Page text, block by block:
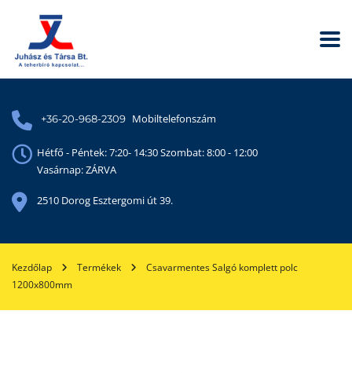
+36-20-968-2309 Mobiltelefonszám
Hétfő - Péntek: 7:20- 14:30 Szombat: 8:00 - 12:00
Vasárnap: ZÁRVA
2510 Dorog Esztergomi út 39.
Kezdőlap Termékek
Csavarmentes Salgó komplett polc
1200x800mm